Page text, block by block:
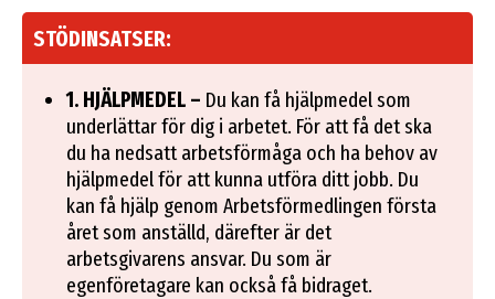
STÖDINSATSER:
1. HJÄLPMEDEL – Du kan få hjälpmedel som
underlättar för dig i arbetet. För att få det ska
du ha nedsatt arbetsförmåga och ha behov av
hjälpmedel för att kunna utföra ditt jobb. Du
kan få hjälp genom Arbetsförmedlingen första
året som anställd, därefter är det
arbetsgivarens ansvar. Du som är
egenföretagare kan också få bidraget.